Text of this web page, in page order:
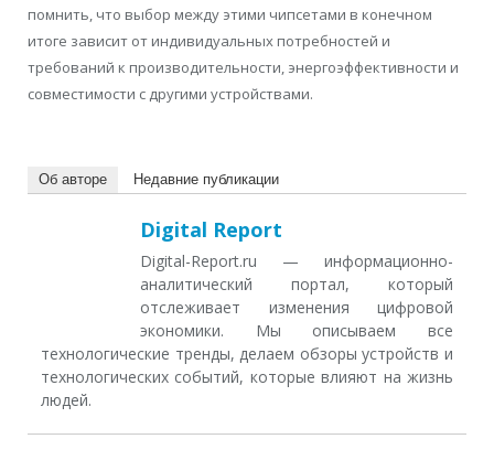
помнить, что выбор между этими чипсетами в конечном
итоге зависит от индивидуальных потребностей и
требований к производительности, энергоэффективности и
совместимости с другими устройствами.
Об авторе Недавние публикации
Digital Report
Digital-Report.ru — информационно-
аналитический портал, который
отслеживает изменения цифровой
экономики. Мы описываем все
технологические тренды, делаем обзоры устройств и
технологических событий, которые влияют на жизнь
людей.